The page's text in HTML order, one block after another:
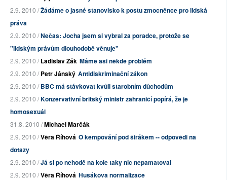
2.9. 2010 /Žádáme o jasné stanovisko k postu zmocněnce pro lidská
práva
2.9. 2010 /Nečas: Jocha jsem si vybral za poradce, protože se
"lidským právům dlouhodobě věnuje"
2.9. 2010 /Ladislav Žák Máme asi někde problém
2.9. 2010 /Petr Jánský Antidiskriminační zákon
2.9. 2010 /BBC má stávkovat kvůli starobním důchodům
2.9. 2010 /Konzervativní britský ministr zahraničí popírá, že je
homosexuál
31.8. 2010 /Michael Marčák
2.9. 2010 /Věra Říhová O kempování pod širákem -- odpovědi na
dotazy
2.9. 2010 /Já si po nehodě na kole taky nic nepamatoval
2.9. 2010 /Věra Říhová Husákova normalizace